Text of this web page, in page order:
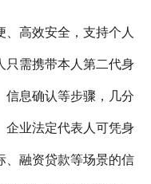
高效安全，支持个人
只需携带本人第二代身
信息确认等步骤，几分
企业法定代表人可凭身
、融资贷款等场景的信